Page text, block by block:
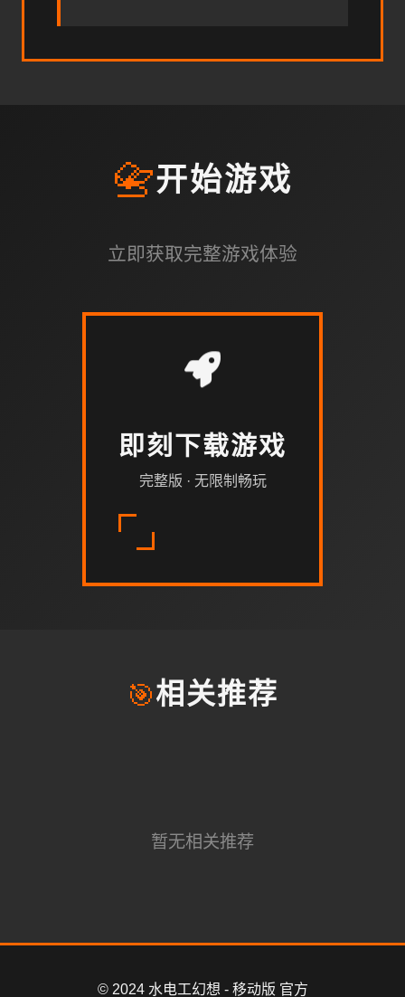
📇开始游戏
立即获取完整游戏体验
即刻下载游戏
完整版 · 无限制畅玩
🎯相关推荐
暂无相关推荐
© 2024 水电工幻想 - 移动版 官方